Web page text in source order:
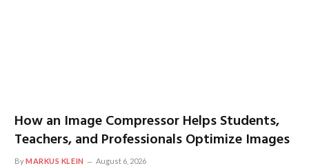
How an Image Compressor Helps Students,
Teachers, and Professionals Optimize Images
ByMARKUS KLEIN August 6, 2026